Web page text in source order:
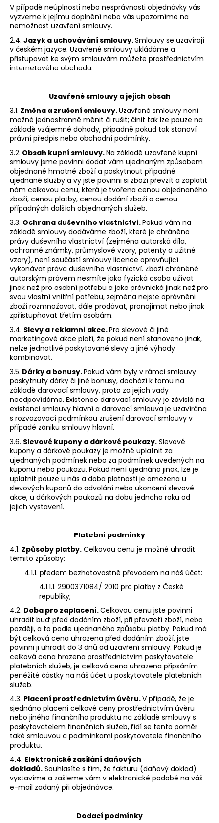
V případě neúplnosti nebo nesprávnosti objednávky vás
vyzveme k jejímu doplnění nebo vás upozorníme na
nemožnost uzavření smlouvy.
2.4. Jazyk a uchovávání smlouvy.Smlouvy se uzavírají
v českém jazyce. Uzavřené smlouvy ukládáme a
přistupovat ke svým smlouvám můžete prostřednictvím
internetového obchodu.
Uzavřené smlouvy a jejich obsah
3.1. Změna a zrušení smlouvy.Uzavřené smlouvy není
možné jednostranně měnit či rušit; činit tak lze pouze na
základě vzájemné dohody, případně pokud tak stanoví
právní předpis nebo obchodní podmínky.
3.2. Obsah kupní smlouvy.Na základě uzavřené kupní
smlouvy jsme povinni dodat vám ujednaným způsobem
objednané hmotné zboží a poskytnout případné
ujednané služby a vy jste povinni si zboží převzít a zaplatit
nám celkovou cenu, která je tvořena cenou objednaného
zboží, cenou platby, cenou dodání zboží a cenou
případných dalších objednaných služeb.
3.3. Ochrana duševního vlastnictví.Pokud vám na
základě smlouvy dodáváme zboží, které je chráněno
právy duševního vlastnictví (zejména autorská díla,
ochranné známky, průmyslové vzory, patenty a užitné
vzory), není součástí smlouvy licence opravňující
vykonávat práva duševního vlastnictví. Zboží chráněné
autorským právem nesmíte jako fyzická osoba užívat
jinak než pro osobní potřebu a jako právnická jinak než pro
svou vlastní vnitřní potřebu, zejména nejste oprávněni
zboží rozmnožovat, dále prodávat, pronajímat nebo jinak
zpřístupňovat třetím osobám.
3.4. Slevy a reklamní akce.Pro slevové či jiné
marketingové akce platí, že pokud není stanoveno jinak,
nelze jednotlivé poskytované slevy a jiné výhody
kombinovat.
3.5. Dárky a bonusy.Pokud vám byly v rámci smlouvy
poskytnuty dárky či jiné bonusy, dochází k tomu na
základě darovací smlouvy, proto za jejich vady
neodpovídáme. Existence darovací smlouvy je závislá na
existenci smlouvy hlavní a darovací smlouva je uzavírána
s rozvazovací podmínkou zrušení darovací smlouvy v
případě zániku smlouvy hlavní.
3.6. Slevové kupony a dárkové poukazy. Slevové
kupony a dárkové poukazy je možné uplatnit za
ujednaných podmínek nebo za podmínek uvedených na
kuponu nebo poukazu. Pokud není ujednáno jinak, lze je
uplatnit pouze u nás a doba platnosti je omezena u
slevových kuponů do odvolání nebo ukončení slevové
akce, u dárkových poukazů na dobu jednoho roku od
jejich vystavení.
Platební podmínky
4.1. Způsoby platby. Celkovou cenu je možné uhradit
těmito způsoby:
4.1.1. předem bezhotovostně převodem na náš účet:
4.1.1.1. 2900371084/ 2010 pro platby z České
republiky;
4.2. Doba pro zaplacení.Celkovou cenu jste povinni
uhradit buď před dodáním zboží, při převzetí zboží, nebo
později, a to podle ujednaného způsobu platby. Pokud má
být celková cena uhrazena před dodáním zboží, jste
povinni ji uhradit do 3 dnů od uzavření smlouvy. Pokud je
celková cena hrazena prostřednictvím poskytovatele
platebních služeb, je celková cena uhrazena připsáním
peněžité částky na náš účet u poskytovatele platebních
služeb.
4.3. Placení prostřednictvím úvěru.V případě, že je
sjednáno placení celkové ceny prostřednictvím úvěru
nebo jiného finančního produktu na základě smlouvy s
poskytovatelem finančních služeb, řídí se tento poměr
také smlouvou a podmínkami poskytovatele finančního
produktu.
4.4. Elektronické zasílání daňových
dokladů. Souhlasíte s tím, že fakturu (daňový doklad)
vystavíme a zašleme vám v elektronické podobě na váš
e-mail zadaný při objednávce.
Dodací podmínky